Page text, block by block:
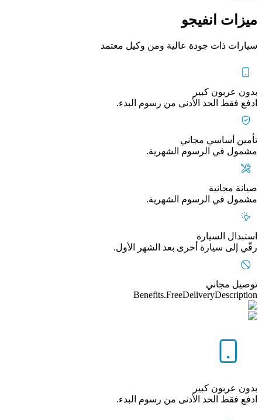
ميزات انفيجو
سيارات ذات جودة عالية ومن وكيل معتمد
بدون عربون كبير
ادفع فقط الحد الأدنى من رسوم البدء.
تأمين أساسي مجاني
مشمول في الرسوم الشهرية.
صيانة مجانية
مشمول في الرسوم الشهرية.
استبدال السيارة
رقّي إلى سيارة أخرى بعد الشهر الأول.
توصيل مجاني
Benefits.FreeDeliveryDescription
بدون عربون كبير
ادفع فقط الحد الأدنى من رسوم البدء.